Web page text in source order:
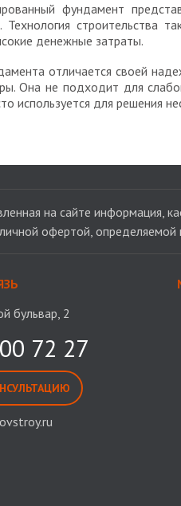
фундамент
Технология строительства
денежные затраты.
отличается своей
Она не подходит для
используется для решения
на сайте информация,
офертой,
бульвар, 2
72 27